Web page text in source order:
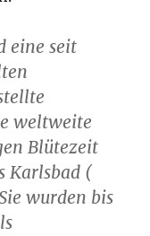
eine seit
weltweite
Blütezeit
Karlsbad (
wurden bis